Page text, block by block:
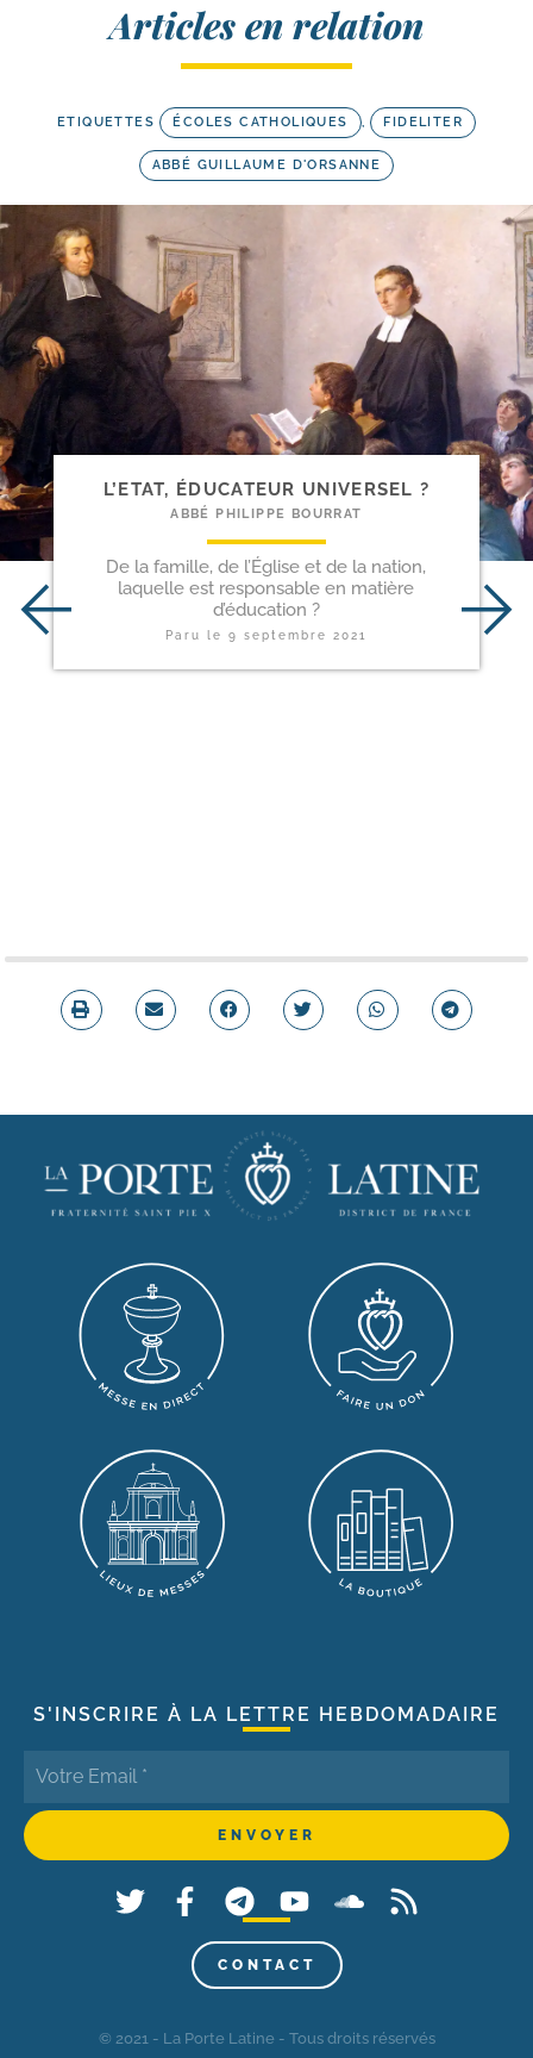
Articles en relation
ETIQUETTES ÉCOLES CATHOLIQUES , FIDELITER
ABBÉ GUILLAUME D'ORSANNE
L’ETAT, ÉDUCATEUR UNIVERSEL ?
ABBÉ PHILIPPE BOURRAT
De la famille, de l’Église et de la nation,
laquelle est responsable en matière
d’éducation ?
Paru le 9 septembre 2021
S'INSCRIRE À LA LETTRE HEBDOMADAIRE
CONTACT
© 2021 - La Porte Latine - Tous droits réservés